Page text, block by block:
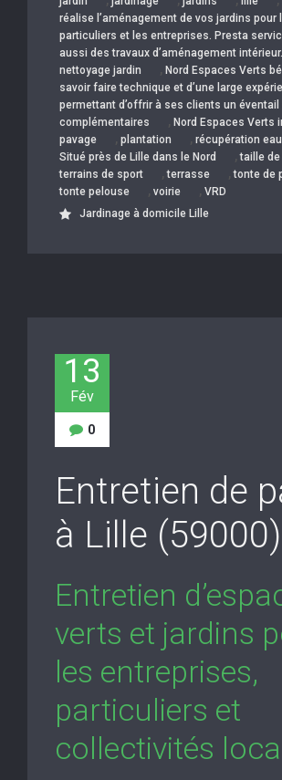
réalise l’aménagement de vos jardins pour
particuliers et les entreprises. Presta
aussi des travaux d’aménagement intérieur.
nettoyage jardin , Nord Espaces Verts
savoir faire technique et d’une large
permettant d’offrir à ses clients un éventail
complémentaires
, Nord Espaces Verts
pavage , plantation , récupération
Situé près de Lille dans le Nord ,taille
terrains de sport ,terrasse ,tonte de
tonte pelouse , voirie , VRD
Jardinage à domicile Lille
13
Fév
0
Entretien de
à Lille (59000)
Entretien
verts et jardins
les entreprises,
particuliers et
collectivités